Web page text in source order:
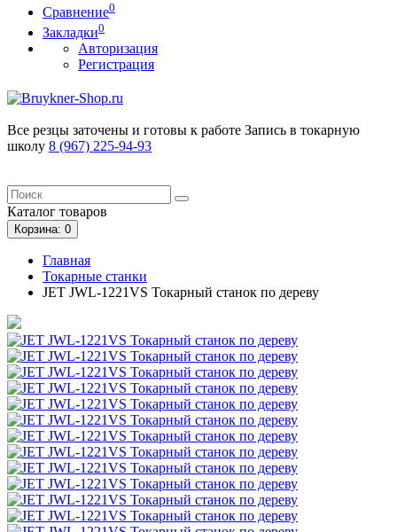
Сравнение0
Закладки0
Авторизация
Регистрация
Все резцы заточены и готовы к работе Запись в токарную
школу 8 (967) 225-94-93
Каталог товаров
Корзина: 0
Главная
Токарные станки
JET JWL-1221VS Токарный станок по дереву